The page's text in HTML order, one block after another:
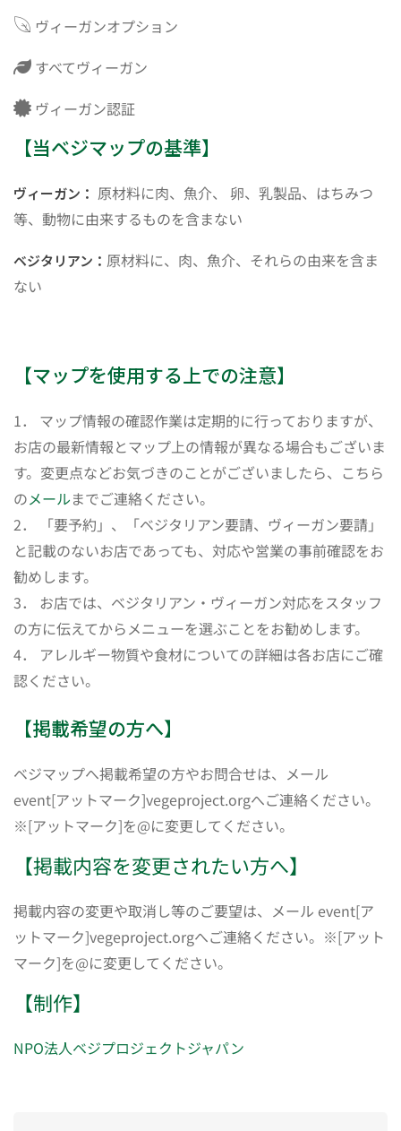
ヴィーガンオプション
すべてヴィーガン
ヴィーガン認証
【当ベジマップの基準】
ヴィーガン： 原材料に肉、魚介、 卵、乳製品、はちみつ
等、動物に由来するものを含まない
ベジタリアン： 原材料に、肉、魚介、それらの由来を含ま
ない
【マップを使用する上での注意】
1． マップ情報の確認作業は定期的に行っておりますが、
お店の最新情報とマップ上の情報が異なる場合もございま
す。変更点などお気づきのことがございましたら、こちら
のメールまでご連絡ください。
2． 「要予約」、「ベジタリアン要請、ヴィーガン要請」
と記載のないお店であっても、対応や営業の事前確認をお
勧めします。
3． お店では、ベジタリアン・ヴィーガン対応をスタッフ
の方に伝えてからメニューを選ぶことをお勧めします。
4． アレルギー物質や食材についての詳細は各お店にご確
認ください。
【掲載希望の方へ】
ベジマップへ掲載希望の方やお問合せは、メール
event[アットマーク]vegeproject.orgへご連絡ください。
※[アットマーク]を@に変更してください。
【掲載内容を変更されたい方へ】
掲載内容の変更や取消し等のご要望は、メール event[ア
ットマーク]vegeproject.orgへご連絡ください。※[アット
マーク]を@に変更してください。
【制作】
NPO法人ベジプロジェクトジャパン